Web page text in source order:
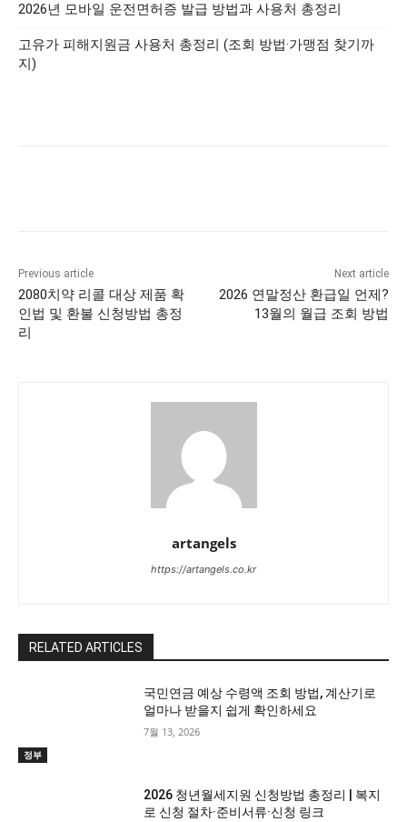
2026년 모바일 운전면허증 발급 방법과 사용처 총정리
고유가 피해지원금 사용처 총정리 (조회 방법·가맹점 찾기까
지)
Previous article
2080치약 리콜 대상 제품 확
인법 및 환불 신청방법 총정
리
Next article
2026 연말정산 환급일 언제?
13월의 월급 조회 방법
artangels
https://artangels.co.kr
RELATED ARTICLES
정부
국민연금 예상 수령액 조회 방법, 계산기로
얼마나 받을지 쉽게 확인하세요
7월 13, 2026
2026 청년월세지원 신청방법 총정리 | 복지
로 신청 절차·준비서류·신청 링크